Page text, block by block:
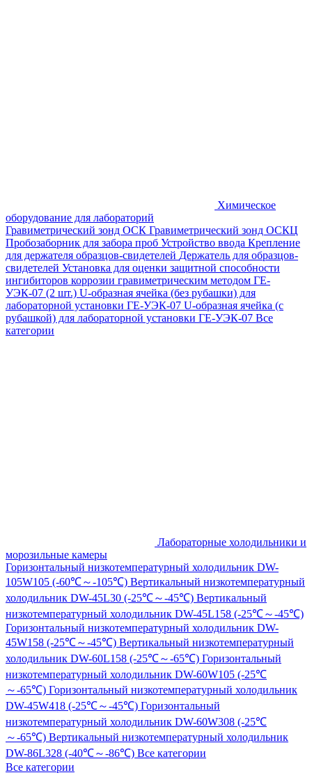
Химическое
оборудование для лабораторий
Гравиметрический зонд ОСК Гравиметрический зонд ОСКЦ
Пробозаборник для забора проб Устройство ввода Крепление
для держателя образцов-свидетелей Держатель для образцов-
свидетелей Установка для оценки защитной способности
ингибиторов коррозии гравиметрическим методом ГЕ-
УЭК-07 (2 шт.) U-образная ячейка (без рубашки) для
лабораторной установки ГЕ-УЭК-07 U-образная ячейка (с
рубашкой) для лабораторной установки ГЕ-УЭК-07 Все
категории
Лабораторные холодильники и
морозильные камеры
Горизонтальный низкотемпературный холодильник DW-
105W105 (-60℃～-105℃) Вертикальный низкотемпературный
холодильник DW-45L30 (-25℃～-45℃) Вертикальный
низкотемпературный холодильник DW-45L158 (-25℃～-45℃)
Горизонтальный низкотемпературный холодильник DW-
45W158 (-25℃～-45℃) Вертикальный низкотемпературный
холодильник DW-60L158 (-25℃～-65℃) Горизонтальный
низкотемпературный холодильник DW-60W105 (-25℃
～-65℃) Горизонтальный низкотемпературный холодильник
DW-45W418 (-25℃～-45℃) Горизонтальный
низкотемпературный холодильник DW-60W308 (-25℃
～-65℃) Вертикальный низкотемпературный холодильник
DW-86L328 (-40℃～-86℃) Все категории
Все категории